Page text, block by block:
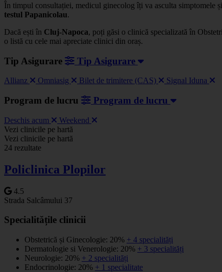
În timpul consultației, medicul ginecolog îți va asculta simptomele
testul Papanicolau.
Dacă ești în Cluj-Napoca, poți găsi o clinică specializată în
o listă cu cele mai apreciate clinici din oraș.
Tip Asigurare Tip Asigurare
Allianz Omniasig Bilet de trimitere (CAS) Signal Iduna
Program de lucru Program de lucru
Deschis acum Weekend
+
−
Vezi clinicile pe hartă
Vezi clinicile pe hartă
24 rezultate
Policlinica Plopilor
4.5
Strada Salcâmului 37
Specialitățile clinicii
Obstetrică și Ginecologie: 20% + 4 specialități
Dermatologie si Venerologie: 20% + 3 specialități
Neurologie: 20% + 2 specialități
Endocrinologie: 20% + 1 specialitate